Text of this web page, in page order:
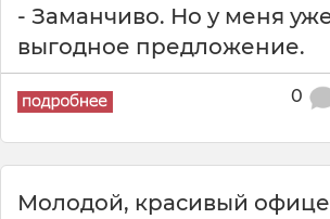
- Заманчиво. Но у меня
выгодное предложение.
0
Молодой, красивый